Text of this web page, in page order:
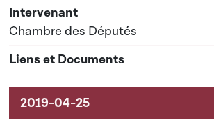
Chambre des Députés